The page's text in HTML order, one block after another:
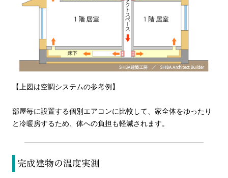
【上図は空調システムの参考例】
部屋毎に設置する個別エアコンに比較して、家全体をゆったり
と冷暖房するため、体への負担も軽減されます。
完成建物の温度実測